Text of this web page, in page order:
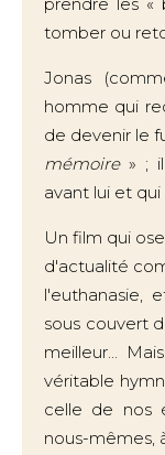
tomber ou
Jonas
homme qui
de devenir le
mémoire» ; il
avant lui et
Un film qui
d'actualité
l'euthanasie,
sous couvert
meilleur...
véritable
celle de nos
nous-mêmes,